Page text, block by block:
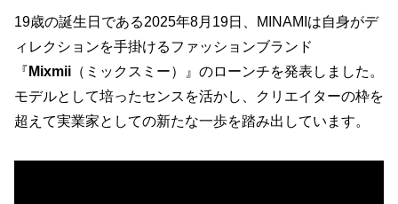
19歳の誕生日である2025年8月19日、MINAMIは自身がデ
ィレクションを手掛けるファッションブランド
『 Mixmii （ミックスミー）』のローンチを発表しました。
モデルとして培ったセンスを活かし、クリエイターの枠を
超えて実業家としての新たな一歩を踏み出しています。